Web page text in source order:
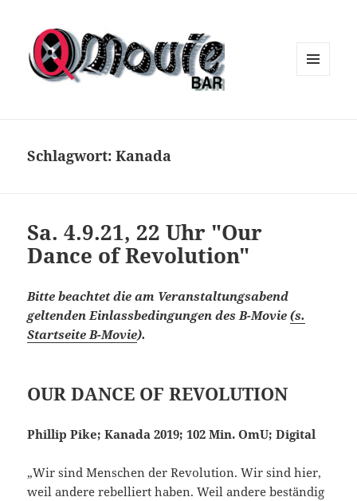
Schlagwort:Kanada
Sa. 4.9.21, 22 Uhr "Our
Dance of Revolution"
Bitte beachtet die am Veranstaltungsabend
geltenden Einlassbedingungen des B-Movie(s.
Startseite B-Movie).
OUR DANCE OF REVOLUTION
Phillip Pike; Kanada 2019; 102 Min. OmU; Digital
„Wir sind Menschen der Revolution. Wir sind hier,
weil andere rebelliert haben. Weil andere beständig